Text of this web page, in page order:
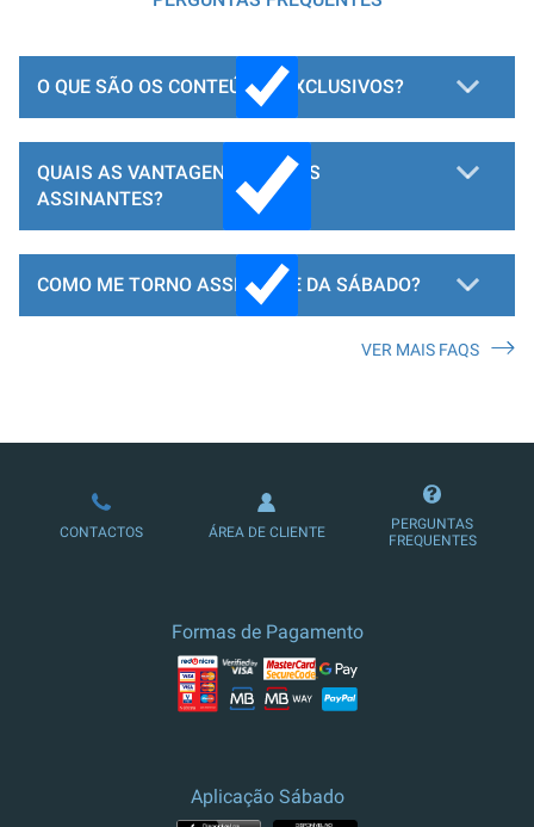
O QUE SÃO OS CONTEÚDOS EXCLUSIVOS?
QUAIS AS VANTAGENS PARA OS
ASSINANTES?
COMO ME TORNO ASSINANTE DA SÁBADO?
LOJA DE ASSINATURAS
VER MAIS FAQS
CONTACTOS ÁREA DE CLIENTE
PERGUNTAS
FREQUENTES
Formas de Pagamento
Aplicação Sábado